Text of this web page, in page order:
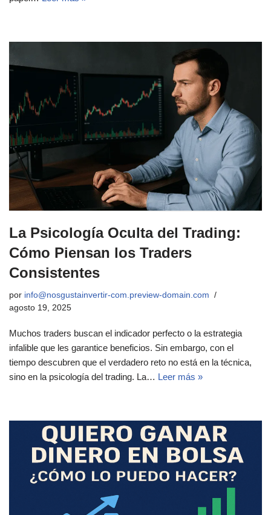
La Psicología Oculta del Trading:
Cómo Piensan los Traders
Consistentes
por info@nosgustainvertir-com.preview-domain.com
agosto 19, 2025
Muchos traders buscan el indicador perfecto o la estrategia
infalible que les garantice beneficios. Sin embargo, con el
tiempo descubren que el verdadero reto no está en la técnica,
sino en la psicología del trading. La… Leer más »